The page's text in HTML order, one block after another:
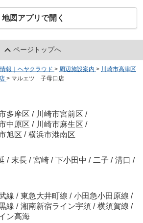
地図アプリで開く
ページトップへ
報｜ヘヤクラウド > 周辺施設案内 > 川崎市高津区
> マルエツ 子母口店
多摩区 / 川崎市宮前区 /
中原区 / 川崎市麻生区 /
旭区 / 横浜市港南区
/ 末長 / 宮崎 / 下小田中 / 二子 / 溝口 /
線 / 東急大井町線 / 小田急小田原線 /
線 / 湘南新宿ライン宇須 / 横須賀線 /
ン高海